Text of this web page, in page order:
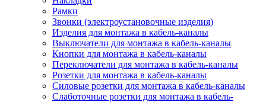
Рамки
Звонки (электроустановочные изделия)
Изделия для монтажа в кабель-каналы
Выключатели для монтажа в кабель-каналы
Кнопки для монтажа в кабель-каналы
Переключатели для монтажа в кабель-каналы
Розетки для монтажа в кабель-каналы
Силовые розетки для монтажа в кабель-каналы
Слаботочные розетки для монтажа в кабель-